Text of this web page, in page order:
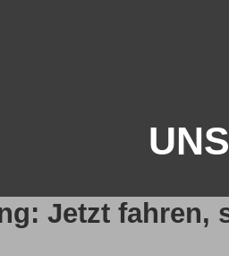
Jetzt fahren,